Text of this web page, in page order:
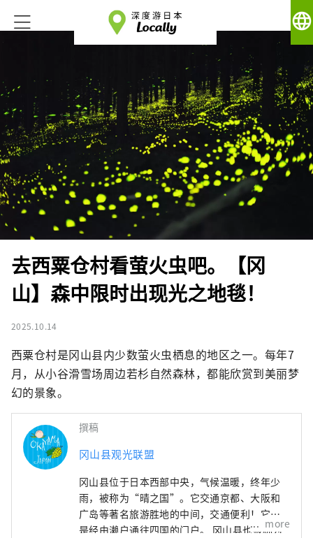
language
去西粟仓村看萤火虫吧。【冈
山】森中限时出现光之地毯！
2025.10.14
西粟仓村是冈山县内少数萤火虫栖息的地区之一。每年7
月，从小谷滑雪场周边若杉自然森林，都能欣赏到美丽梦
幻的景象。
撰稿
冈山县观光联盟
冈山县位于日本西部中央，气候温暖，终年少
雨，被称为“晴之国”。它交通京都、大阪和
广岛等著名旅游胜地的中间，交通便利！它也
是经由濑户通往四国的门户。 冈山县也被称为
more